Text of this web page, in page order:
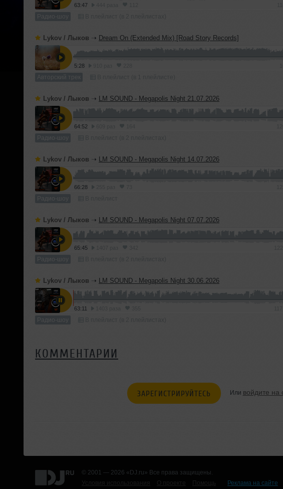
63:47
Радио-шоу
Lykov / Лыков ➝ Dream On (Extended Mix) [Road Story Records]
5:28
Авторский трек
Lykov / Лыков ➝ LM SOUND - Megapolis Night 21.07.2026
64:52
Радио-шоу
Lykov / Лыков ➝ LM SOUND - Megapolis Night 14.07.2026
66:28
Радио-шоу
Lykov / Лыков ➝ LM SOUND - Megapolis Night 07.07.2026
65:45
Радио-шоу
Lykov / Лыков ➝ LM SOUND - Megapolis Night 30.06.2026
63:11
Радио-шоу
КОММЕНТАРИИ
ЗАРЕГИСТРИРУЙТЕСЬ Или войдите на
© 2001 — 2026 «DJ.ru» Все права защищены.
Условия использования
О проекте Помощь Реклама на сайте